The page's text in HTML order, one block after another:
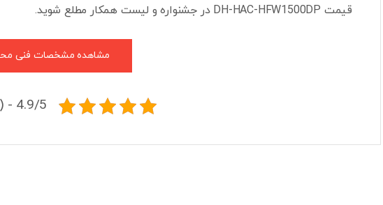
قیمت DH-HAC-HFW1500DP در جشنواره و لیست همکار مطلع شوید.
مشاهده مشخصات فنی
4.9/5 - (10 امتیاز)